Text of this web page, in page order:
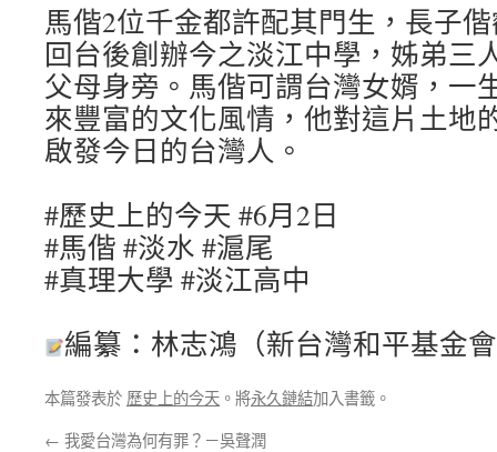
馬偕2位千金都許配其門生，長子
回台後創辦今之淡江中學，姊弟三
父母身旁。馬偕可謂台灣女婿，一
來豐富的文化風情，他對這片土地
啟發今日的台灣人。
#歷史上的今天 #6月2日
#馬偕 #淡水 #滬尾
#真理大學 #淡江高中
編纂：林志鴻（新台灣和平基金
本篇發表於 歷史上的今天 。將永久鏈結加入書籤。
← 我愛台灣為何有罪？－吳聲潤